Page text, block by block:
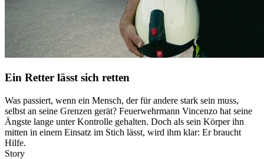
Ein Retter lässt sich retten
Was passiert, wenn ein Mensch, der für andere stark sein muss,
selbst an seine Grenzen gerät? Feuerwehrmann Vincenzo hat seine
Ängste lange unter Kontrolle gehalten. Doch als sein Körper ihn
mitten in einem Einsatz im Stich lässt, wird ihm klar: Er braucht
Hilfe.
Story